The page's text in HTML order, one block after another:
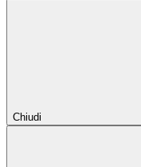
Chiudi